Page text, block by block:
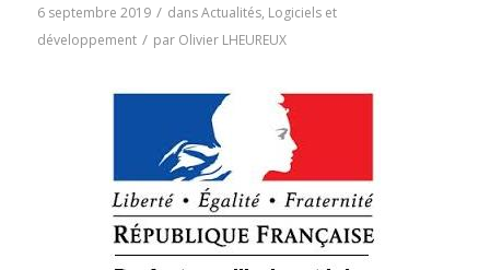
6 septembre 2019 / dansActualités, Logiciels et
développement / par Olivier LHEUREUX